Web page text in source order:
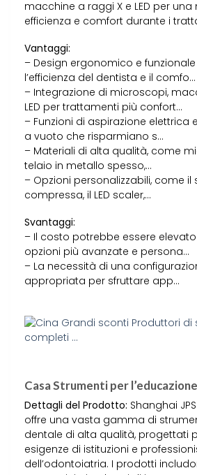
macchine a raggi X e LED per
efficienza e comfort durante i
Vantaggi:
– Design ergonomico e
l’efficienza del dentista e il comfo…
– Integrazione di microscopi,
LED per trattamenti più confort…
– Funzioni di aspirazione elettrica
a vuoto che risparmiano s…
– Materiali di alta qualità, come
telaio in metallo spesso,…
– Opzioni personalizzabili, come il
compressa, il LED scaler,…
Svantaggi:
– Il costo potrebbe essere
opzioni più avanzate e persona…
– La necessità di una
appropriata per sfruttare app…
Casa Strumenti per
Dettagli del Prodotto: Shanghai
offre una vasta gamma di
dentale di alta qualità, progettati
esigenze di istituzioni e
dell’odontoiatria. I prodotti